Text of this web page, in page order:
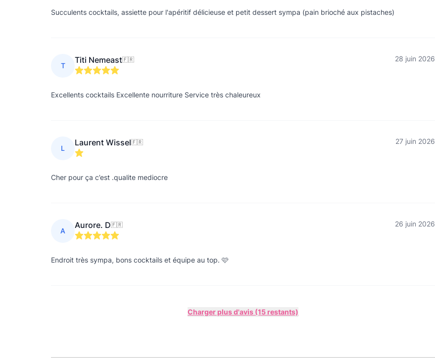
Succulents cocktails, assiette pour l'apéritif délicieuse et petit dessert sympa (pain brioché aux pistaches)
T
Titi Nemeast🇫🇷 28 juin 2026
Excellents cocktails Excellente nourriture Service très chaleureux
L
Laurent Wissel🇫🇷 27 juin 2026
Cher pour ça c’est .qualite mediocre
A
Aurore. D🇫🇷 26 juin 2026
Endroit très sympa, bons cocktails et équipe au top. 🩷
Charger plus d'avis (15 restants)